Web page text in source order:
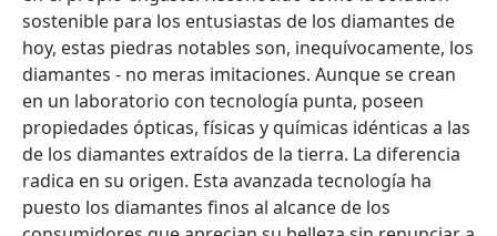
sostenible para los entusiastas de los diamantes de
hoy, estas piedras notables son, inequívocamente, los
diamantes - no meras imitaciones. Aunque se crean
en un laboratorio con tecnología punta, poseen
propiedades ópticas, físicas y químicas idénticas a las
de los diamantes extraídos de la tierra. La diferencia
radica en su origen. Esta avanzada tecnología ha
puesto los diamantes finos al alcance de los